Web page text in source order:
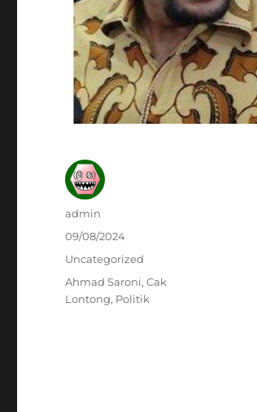
Author
admin
Posted
09/08/2024
Categories
Uncategorized
Tags
Ahmad Saroni,Cak
Lontong, Politik